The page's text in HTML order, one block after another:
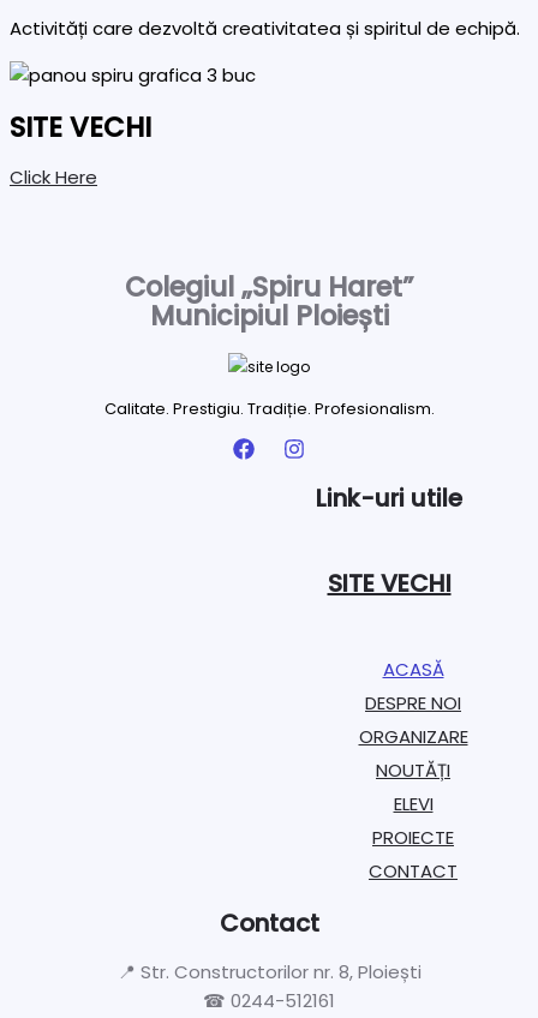
Activități care dezvoltă creativitatea și spiritul de echipă.
SITE VECHI
Click Here
Colegiul „Spiru Haret”
Municipiul Ploiești
Calitate. Prestigiu. Tradiție. Profesionalism.
Link-uri utile
SITE VECHI
ACASĂ
DESPRE NOI
ORGANIZARE​
NOUTĂȚI
ELEVI
PROIECTE​
CONTACT
Contact
📍 Str. Constructorilor nr. 8, Ploiești
☎ 0244-512161